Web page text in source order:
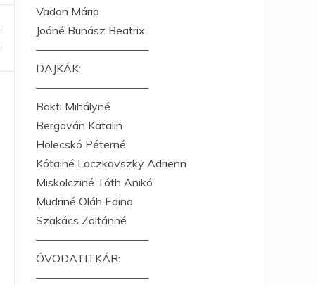
Vadon Mária
Joóné Bunász Beatrix
——————————
DAJKÁK:
——————————
Bakti Mihályné
Bergován Katalin
Holecskó Péterné
Kótainé Laczkovszky Adrienn
Miskolcziné Tóth Anikó
Mudriné Oláh Edina
Szakács Zoltánné
——————————
ÓVODATITKÁR:
——————————